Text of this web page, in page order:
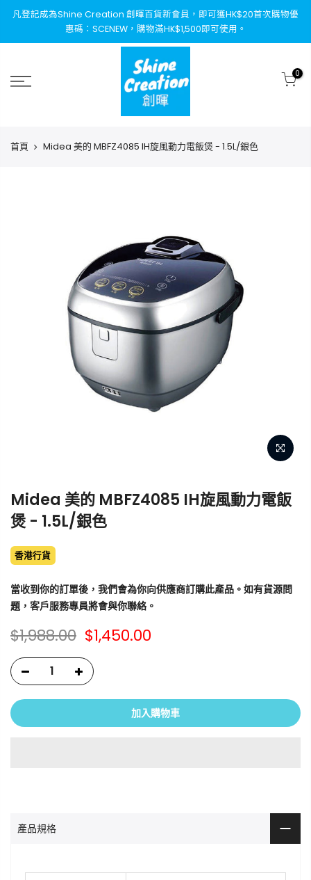
凡登記成為Shine Creation 創暉百貨新會員，即可獲HK$20首次購物優
惠碼：SCENEW，購物滿HK$1,500即可使用。
0
首頁 Midea 美的 MBFZ4085 IH旋風動力電飯煲 - 1.5L/銀色
Midea 美的 MBFZ4085 IH旋風動力電飯
煲 - 1.5L/銀色
香港行貨
當收到你的訂單後，我們會為你向供應商訂購此產品。如有貨源問
題，客戶服務專員將會與你聯絡。
$1,988.00 $1,450.00
加入購物車
產品規格